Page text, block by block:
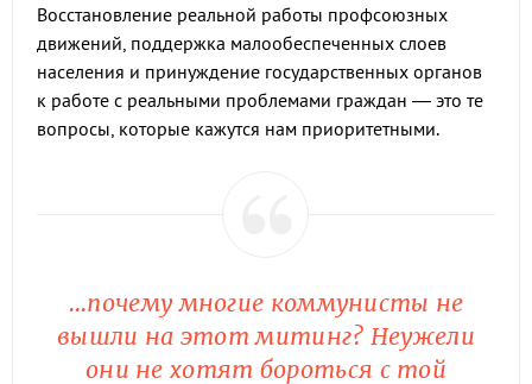
Восстановление реальной работы профсоюзных
движений, поддержка малообеспеченных слоев
населения и принуждение государственных органов
к работе с реальными проблемами граждан — это те
вопросы, которые кажутся нам приоритетными.
...почему многие коммунисты не
вышли на этот митинг? Неужели
они не хотят бороться с той